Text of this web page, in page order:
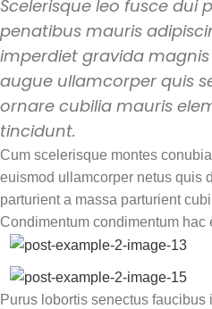
Scelerisque leo fusce dui
penatibus mauris
imperdiet gravida
augue ullamcorper quis
ornare cubilia mauris
tincidunt.
Cum scelerisque montes
euismod ullamcorper netus quis
parturient a massa parturient
Condimentum condimentum hac
Purus lobortis senectus faucibus